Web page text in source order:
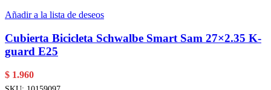
Añadir a la lista de deseos
Cubierta Bicicleta Schwalbe Smart Sam 27×2.35 K-
guard E25
$ 1.960